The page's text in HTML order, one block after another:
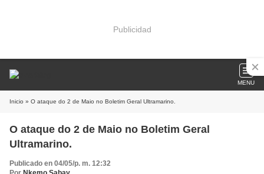
Publicidad
MENU
Inicio » O ataque do 2 de Maio no Boletim Geral Ultramarino.
O ataque do 2 de Maio no Boletim Geral
Ultramarino.
Publicado en 04/05/p. m. 12:32